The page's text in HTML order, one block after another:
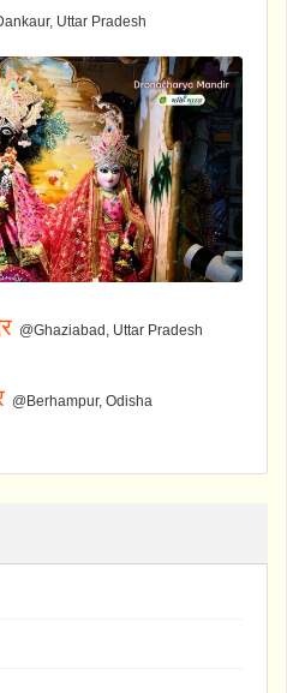
Uttar Pradesh
@Ghaziabad, Uttar Pradesh
@Berhampur, Odisha